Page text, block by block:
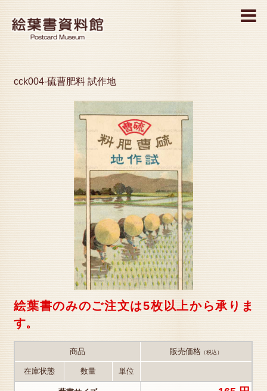
MENU
cck004-硫曹肥料 試作地
絵葉書のみのご注文は5枚以上から承りま
す。
商品 販売価格 （税込）
在庫状態 数量 単位